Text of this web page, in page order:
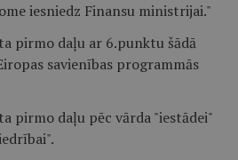
iesniedz Finansu ministrijai."
pirmo daļu ar 6.punktu šādā
savienības programmās
pirmo daļu pēc vārda "iestādei"